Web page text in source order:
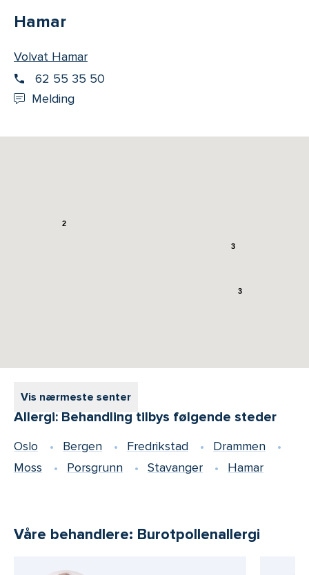
Hamar
Volvat Hamar
62 55 35 50
Melding
Vis nærmeste senter
3
2
3
Allergi: Behandling tilbys følgende steder
Oslo Bergen Fredrikstad
Drammen
Moss
Porsgrunn Stavanger Hamar
Våre behandlere: Burotpollenallergi